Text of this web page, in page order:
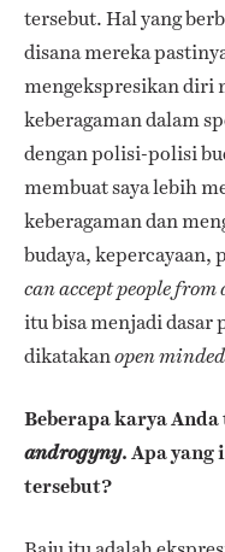
tersebut. Hal yang
disana mereka
mengekspresikan diri
keberagaman dalam
dengan polisi-polisi
membuat saya lebih
keberagaman dan
budaya, kepercayaan,
can accept people
itu bisa menjadi dasar
dikatakanopen minded
Beberapa karya
androgyny. Apa
tersebut?